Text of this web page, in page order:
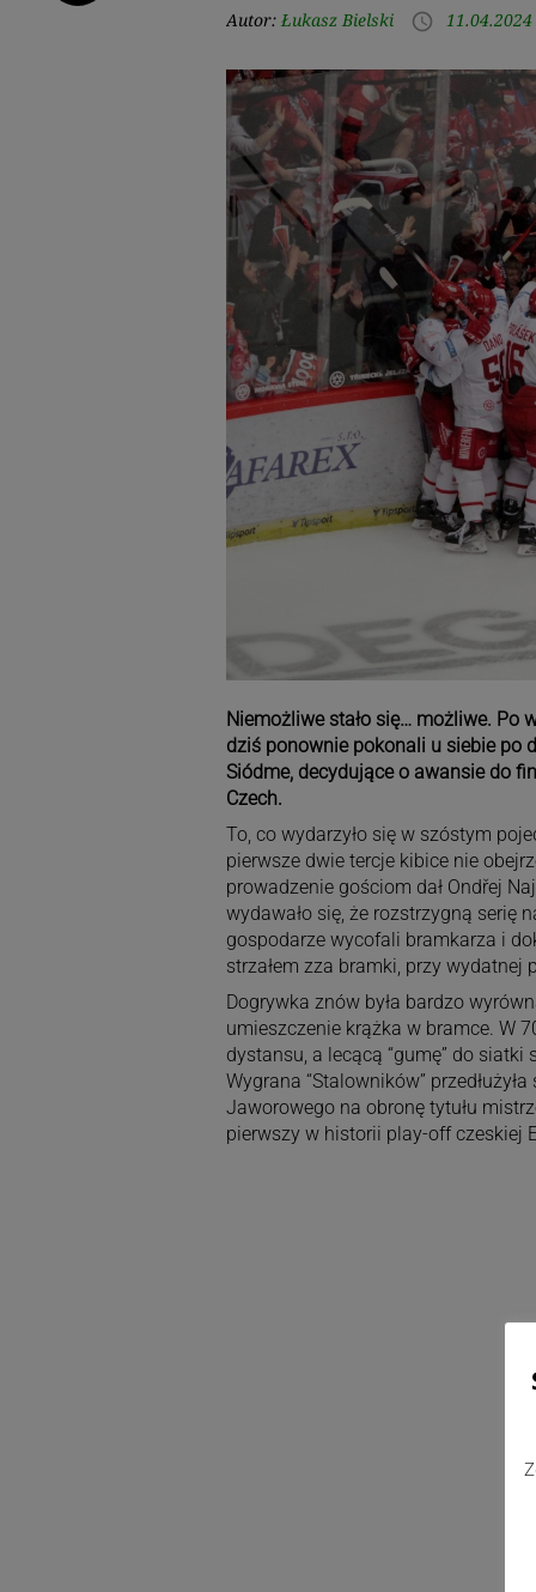
Autor: Łukasz Bielski access_time
Niemożliwe stało się… możliwe. Po
dziś ponownie pokonali u siebie po
Siódme, decydujące o awansie do
Czech.
To, co wydarzyło się w szóstym
pierwsze dwie tercje kibice nie
prowadzenie gościom dał Ondřej
wydawało się, że rozstrzygną serię
gospodarze wycofali bramkarza i
strzałem zza bramki, przy wydatnej
Dogrywka znów była bardzo
umieszczenie krążka w bramce. W
dystansu, a lecącą “gumę” do
Wygrana “Stalowników”
Jaworowego na obronę tytułu
pierwszy w historii play-off czeskiej